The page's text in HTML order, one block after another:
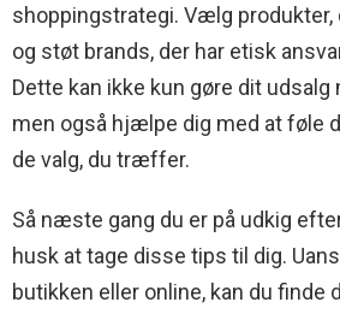
shoppingstrategi. Vælg produkter,
og støt brands, der har etisk
Dette kan ikke kun gøre dit
men også hjælpe dig med at føle
de valg, du træffer.
Så næste gang du er på udkig
husk at tage disse tips til dig.
butikken eller online, kan du finde